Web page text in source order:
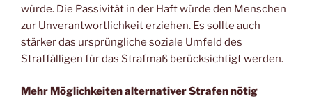
würde. Die Passivität in der Haft würde den Menschen
zur Unverantwortlichkeit erziehen. Es sollte auch
stärker das ursprüngliche soziale Umfeld des
Straffälligen für das Strafmaß berücksichtigt werden.
Mehr Möglichkeiten alternativer Strafen nötig